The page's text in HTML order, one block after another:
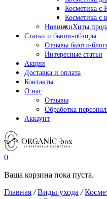
Косметика с
Косметика с
НовинкиХиты
Статьи и бьюти-обзоры
Отзывы бьюти-
Интересные статьи
Акции
Доставка и оплата
Контакты
О нас
Отзывы
Обработка
Аккаунт
0
Ваша корзина пока пуста.
Главная /Виды ухода /